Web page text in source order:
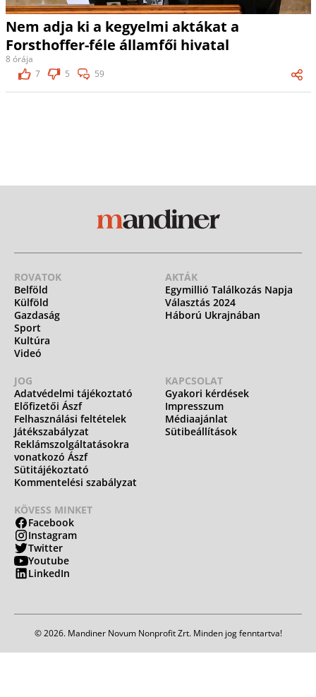
Nem adja ki a kegyelmi aktákat a
Forsthoffer-féle államfői hivatal
8 órája
7
5 59
ROVATOK
Belföld
Külföld
Gazdaság
Sport
Kultúra
Videó
AKTÁK
Egymillió Találkozás Napja
Választás 2024
Háború Ukrajnában
JOG
Adatvédelmi tájékoztató
Előfizetői Ászf
Felhasználási feltételek
Játékszabályzat
Reklámszolgáltatásokra
vonatkozó Ászf
Sütitájékoztató
Kommentelési szabályzat
KAPCSOLAT
Gyakori kérdések
Impresszum
Médiaajánlat
Sütibeállítások
KÖVESS MINKET
Facebook
Instagram
Twitter
Youtube
LinkedIn
© 2026. Mandiner Novum Nonprofit Zrt. Minden jog fenntartva!